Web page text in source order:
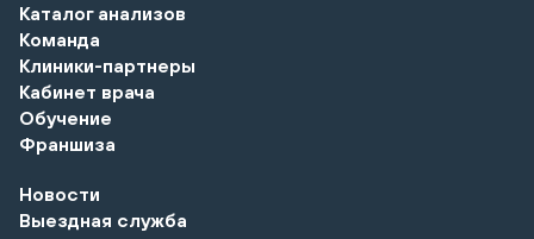
Каталог анализов
Команда
Клиники-партнеры
Кабинет врача
Обучение
Франшиза
Новости
Выездная служба